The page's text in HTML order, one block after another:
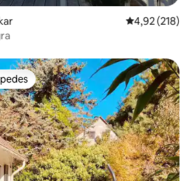
4,92 de uma
4,92 (218)
dos hóspedes